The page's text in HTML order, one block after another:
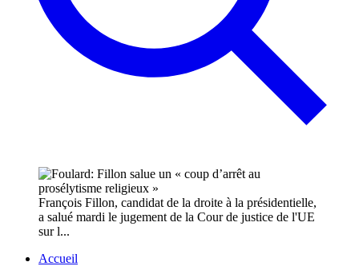
François Fillon, candidat de la droite à la présidentielle,
a salué mardi le jugement de la Cour de justice de l'UE
sur l...
Accueil